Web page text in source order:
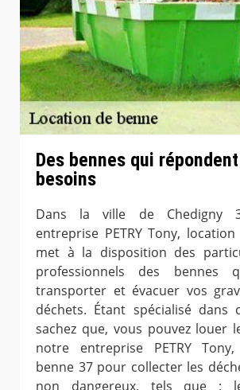
Des bennes qui
besoins
Dans la ville de Chedigny
entreprise PETRY Tony,
met à la disposition des
professionnels des bennes
transporter et évacuer vos
déchets. Étant spécialisé dans
sachez que, vous pouvez louer
notre entreprise PETRY
benne 37 pour collecter les
non dangereux, tels que :